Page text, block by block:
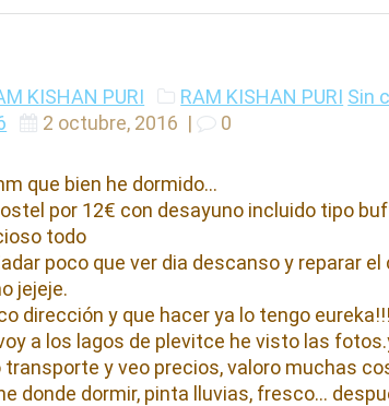
KISHAN PURI RAM KISHAN PURI Sin
2 octubre, 2016 | 0
que bien he dormido…
por 12€ con desayuno incluido tipo
todo
poco que ver dia descanso y reparar el
jejeje.
dirección y que hacer ya lo tengo eureka!!!
a los lagos de plevitce he visto las
transporte y veo precios, valoro muchas
donde dormir, pinta lluvias, fresco…